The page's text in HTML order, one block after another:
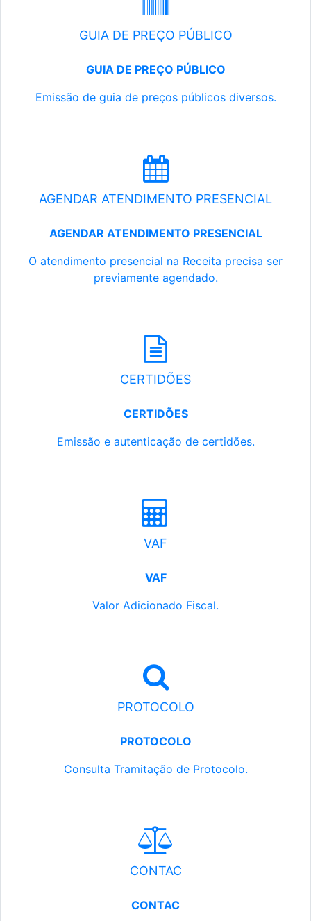
GUIA DE PREÇO PÚBLICO
GUIA DE PREÇO PÚBLICO
Emissão de guia de preços públicos diversos.
AGENDAR ATENDIMENTO PRESENCIAL
AGENDAR ATENDIMENTO PRESENCIAL
O atendimento presencial na Receita precisa ser
previamente agendado.
CERTIDÕES
CERTIDÕES
Emissão e autenticação de certidões.
VAF
VAF
Valor Adicionado Fiscal.
PROTOCOLO
PROTOCOLO
Consulta Tramitação de Protocolo.
CONTAC
CONTAC